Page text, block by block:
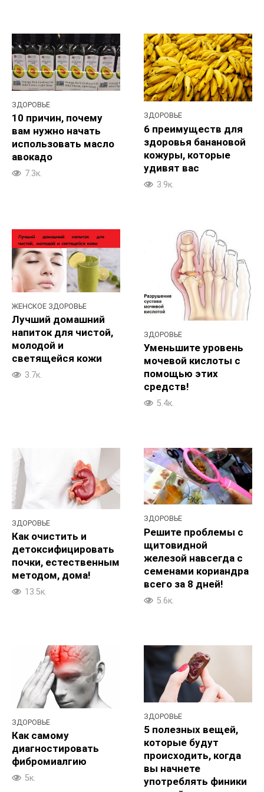
ЗДОРОВЬЕ
10 причин, почему
вам нужно начать
использовать масло
авокадо
7.3к.
ЗДОРОВЬЕ
6 преимуществ для
здоровья банановой
кожуры, которые
удивят вас
3.9к.
ЖЕНСКОЕ ЗДОРОВЬЕ
Лучший домашний
напиток для чистой,
молодой и
светящейся кожи
3.7к.
ЗДОРОВЬЕ
Уменьшите уровень
мочевой кислоты с
помощью этих
средств!
5.4к.
ЗДОРОВЬЕ
Как очистить и
детоксифицировать
почки, естественным
методом, дома!
13.5к.
ЗДОРОВЬЕ
Решите проблемы с
щитовидной
железой навсегда с
семенами кориандра
всего за 8 дней!
5.6к.
ЗДОРОВЬЕ
Как самому
диагностировать
фибромиалгию
5к.
ЗДОРОВЬЕ
5 полезных вещей,
которые будут
происходить, когда
вы начнете
употреблять финики